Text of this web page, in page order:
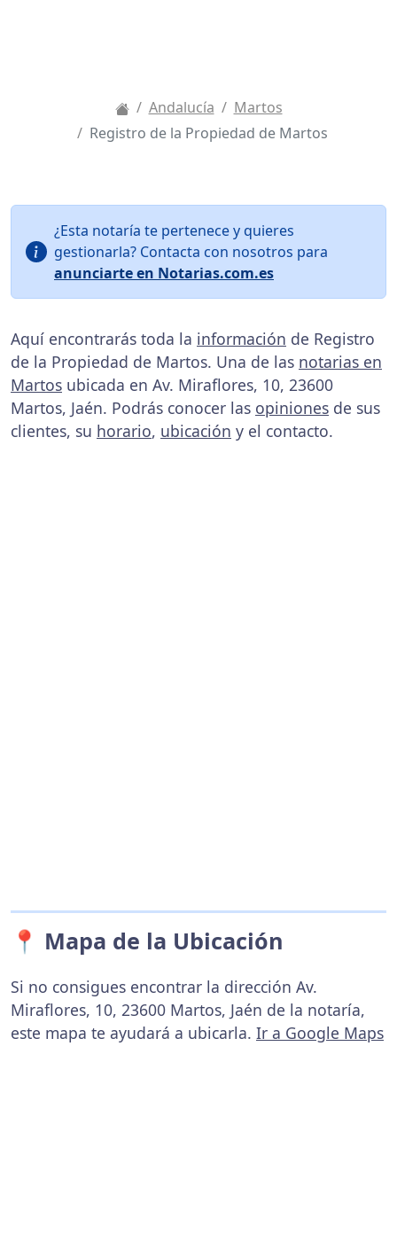
Andalucía
Martos
Registro de la Propiedad de Martos
¿Esta notaría te pertenece y quieres
gestionarla? Contacta con nosotros para
anunciarte en Notarias.com.es
Aquí encontrarás toda la información de Registro
de la Propiedad de Martos. Una de las notarias en
Martos ubicada en Av. Miraflores, 10, 23600
Martos, Jaén. Podrás conocer las opiniones de sus
clientes, su horario, ubicación y el contacto.
📍 Mapa de la Ubicación
Si no consigues encontrar la dirección Av.
Miraflores, 10, 23600 Martos, Jaén de la notaría,
este mapa te ayudará a ubicarla. Ir a Google Maps